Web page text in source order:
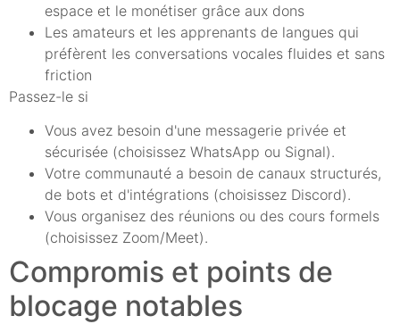
espace et le monétiser grâce aux dons
Les amateurs et les apprenants de langues qui
préfèrent les conversations vocales fluides et sans
friction
Passez-le si
Vous avez besoin d'une messagerie privée et
sécurisée (choisissez WhatsApp ou Signal).
Votre communauté a besoin de canaux structurés,
de bots et d'intégrations (choisissez Discord).
Vous organisez des réunions ou des cours formels
(choisissez Zoom/Meet).
Compromis et points de
blocage notables